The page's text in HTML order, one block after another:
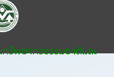
รัพยากรธรรมชาติและ